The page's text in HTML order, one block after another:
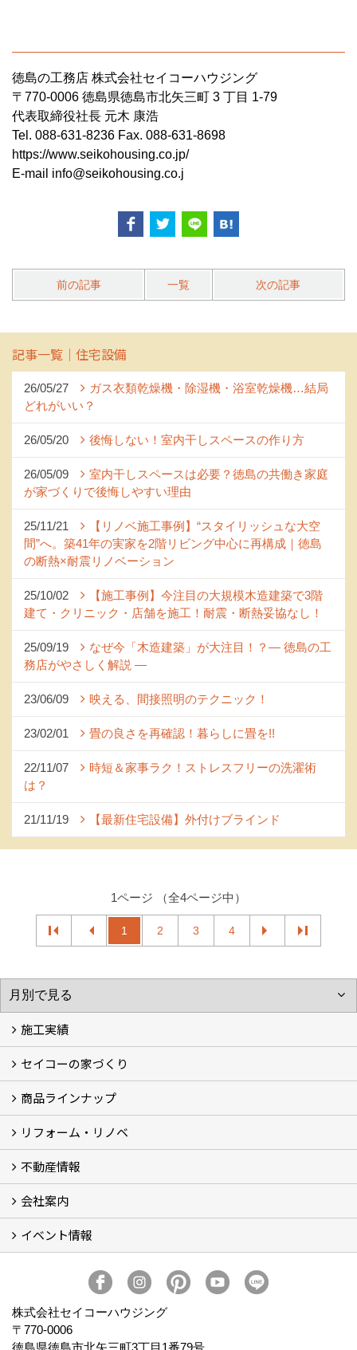
徳島の工務店 株式会社セイコーハウジング
〒770-0006 徳島県徳島市北矢三町 3 丁目 1-79
代表取締役社長 元木 康浩
Tel. 088-631-8236 Fax. 088-631-8698
https://www.seikohousing.co.jp/
E-mail info@seikohousing.co.j
前の記事 一覧 次の記事
記事一覧｜住宅設備
26/05/27
ガス衣類乾燥機・除湿機・浴室乾燥機…結局
どれがいい？
26/05/20 後悔しない！室内干しスペースの作り方
26/05/09
室内干しスペースは必要？徳島の共働き家庭
が家づくりで後悔しやすい理由
25/11/21
【リノベ施工事例】“スタイリッシュな大空
間”へ。築41年の実家を2階リビング中心に再構成｜徳島
の断熱×耐震リノベーション
25/10/02
【施工事例】今注目の大規模木造建築で3階
建て・クリニック・店舗を施工！耐震・断熱妥協なし！
25/09/19
なぜ今「木造建築」が大注目！？― 徳島の工
務店がやさしく解説 ―
23/06/09 映える、間接照明のテクニック！
23/02/01 畳の良さを再確認！暮らしに畳を!!
22/11/07
時短＆家事ラク！ストレスフリーの洗濯術
は？
21/11/19 【最新住宅設備】外付けブラインド
1ページ （全4ページ中）
1 2 3 4
施工実績
フォトギャラリー
完工事例
お客様の声
セイコーの家づくり
家づくりコンセプト (2)
家づくりの特徴 (16)
□高性能住宅 (4)
□OMソーラーハウス (5)
□55歳からの家づくり
□わざわ座
□快適性 (4)
□光熱費 (3)
家づくりコラム
メンテナンス
商品ラインナップ
モデルハウス「Vita -ヴィータ-」
リノベーション モデルハウス「Crear -クレア-」
平屋の家
建築家とつくる家 (10)
リフォーム・リノベ
セイコーのリフォーム・リノベ
もっと知りたい、セイコーのリフォーム・リノベ
不動産情報
田宮・矢三の不動産ならセイコーハウジング
土地・中古住宅情報
賃貸情報
実家相続
ECOTOWN西矢三第3期・第4期分譲中
会社案内
会社概要
アクセス
スタッフ紹介
家づくりコラム
消費者志向自主宣言
ZEHビルダー2025年度実績報告書
SDGs宣言
リクルート
プライバシーポリシー
ご紹介キャンペーン
イベント情報
イベント予告
イベント報告
株式会社セイコーハウジング
〒770-0006
徳島県徳島市北矢三町3丁目1番79号